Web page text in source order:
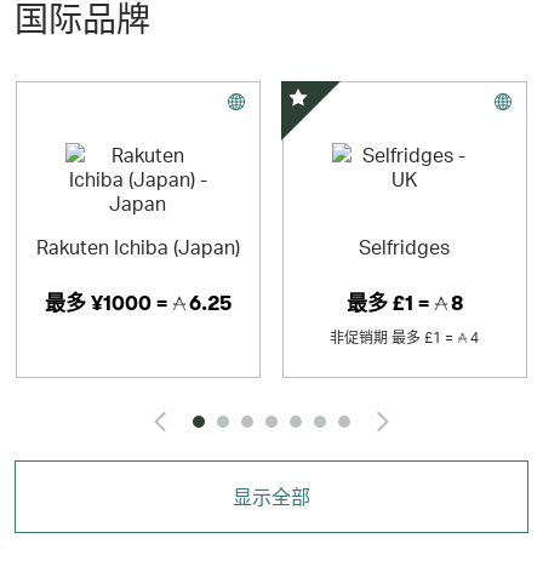
国际品牌
Rakuten Ichiba (Japan)
最多¥1000 = 6.25
Selfridges
最多£1 = 8
非促销期 最多 £1 = 4
精选优惠
Click and Go to the
Click
显示全部